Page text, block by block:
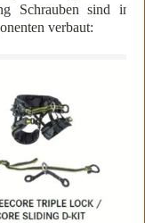
Schrauben sind in
verbaut: